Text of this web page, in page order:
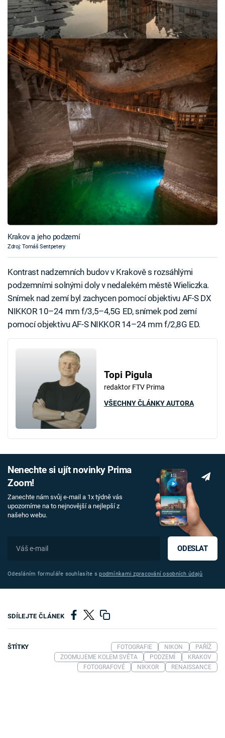
Krakov a jeho podzemí
Zdroj: Tomáš Sentpetery
Kontrast nadzemních budov v Krakově s rozsáhlými
podzemními solnými doly v nedalekém městě Wieliczka.
Snímek nad zemí byl zachycen pomocí objektivu AF-S DX
NIKKOR 10–24 mm f/3,5–4,5G ED, snímek pod zemí
pomocí objektivu AF-S NIKKOR 14–24 mm f/2,8G ED.
Topi Pigula
redaktor FTV Prima
VŠECHNY ČLÁNKY AUTORA
Nenechte si ujít novinky Prima
Zoom!
Zanechte nám svůj e-mail a 1x týdně vás
upozorníme na to nejnovější a nejlepší z
našeho webu.
ODESLAT
Odesláním formuláře souhlasíte spodmínkami zpracování osobních údajů
SDÍLEJTE ČLÁNEK
ŠTÍTKY FOTOGRAFIE NIKON
PAŘÍŽ
ZOOMUJEME KOLEM SVĚTA
PODZEMÍ
KRAKOV
FOTOGRAFOVÉ
NIKKOR RENAISSANCE